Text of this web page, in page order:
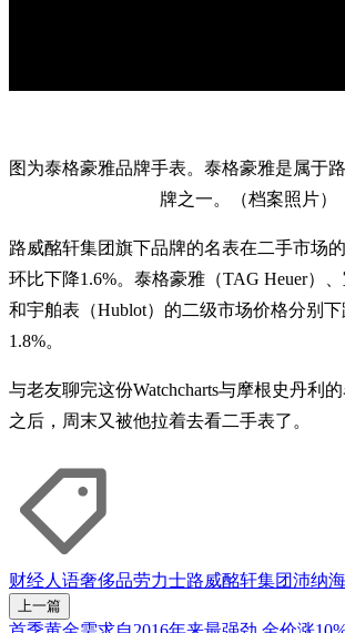
图为泰格豪雅品牌手表。泰格豪雅是属于
牌之一。（档案照片）
路威酩轩集团旗下品牌的名表在二手市场
环比下降1.6%。泰格豪雅（TAG Heuer）、
和宇舶表（Hublot）的二级市场价格分别下
1.8%。
与老友聊完这份Watchcharts与摩根史丹利
之后，周末又被他拉着去看二手表了。
财经人语奢侈品劳力士路威酩轩集团沛纳海
上一篇